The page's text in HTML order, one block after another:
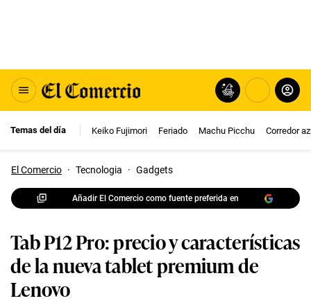
Temas del día Keiko Fujimori Feriado Machu Picchu Corredor
El Comercio · Tecnologia · Gadgets
Añadir El Comercio como fuente preferida en
Tab P12 Pro: precio y características
de la nueva tablet premium de
Lenovo